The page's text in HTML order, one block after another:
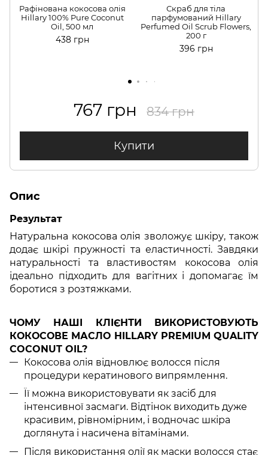
Рафінована кокосова олія
Hillary 100% Pure Coconut
Oil, 500 мл
438 грн
Скраб для тіла
парфумований Hillary
Perfumed Oil Scrub Flowers,
200 г
396 грн
767 грн 834 грн
Купити
Опис
Результат
Натуральна кокосова олія зволожує шкіру, також
додає шкірі пружності та еластичності. Завдяки
натуральності та властивостям кокосова олія
ідеально підходить для вагітних і допомагає їм
боротися з розтяжками.
ЧОМУ НАШІ КЛІЄНТИ ВИКОРИСТОВУЮТЬ
КОКОСОВЕ МАСЛО HILLARY PREMIUM QUALITY
COCONUT OIL?
Кокосова олія відновлює волосся після
процедури кератинового випрямлення.
Її можна використовувати як засіб для
інтенсивної засмаги. Відтінок виходить дуже
красивим, рівномірним, і водночас шкіра
доглянута і насичена вітамінами.
Після використання олії як маски волосся стає